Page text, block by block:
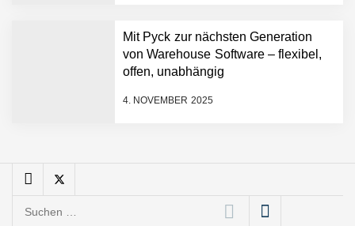
Mit Pyck zur nächsten Generation
von Warehouse Software – flexibel,
offen, unabhängig
4. NOVEMBER 2025
Maximilian Mack von Pyck
Software – flexibel, offen,
Suchen